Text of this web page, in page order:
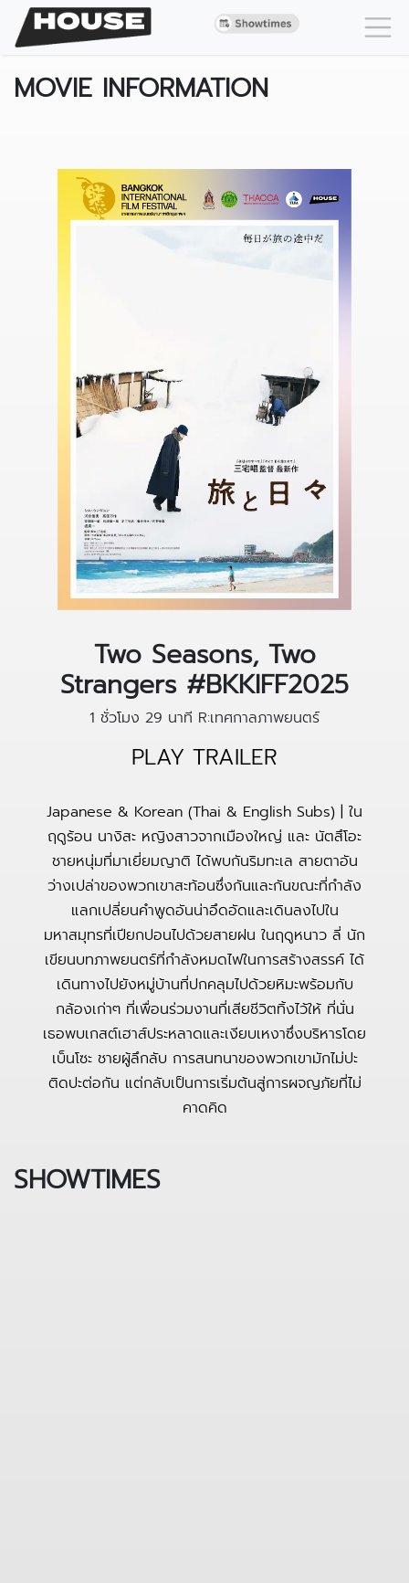
MOVIE INFORMATION
Two Seasons, Two
Strangers #BKKIFF2025
1 ชั่วโมง 29 นาที R:เทศกาลภาพยนตร์
PLAY TRAILER
Japanese & Korean (Thai & English Subs) | ใน
ฤดูร้อน นางิสะ หญิงสาวจากเมืองใหญ่ และ นัตสึโอะ
ชายหนุ่มที่มาเยี่ยมญาติ ได้พบกันริมทะเล สายตาอัน
ว่างเปล่าของพวกเขาสะท้อนซึ่งกันและกันขณะที่กำลัง
แลกเปลี่ยนคำพูดอันน่าอึดอัดและเดินลงไปใน
มหาสมุทรที่เปียกปอนไปด้วยสายฝน ในฤดูหนาว ลี่ นัก
เขียนบทภาพยนตร์ที่กำลังหมดไฟในการสร้างสรรค์ ได้
เดินทางไปยังหมู่บ้านที่ปกคลุมไปด้วยหิมะพร้อมกับ
กล้องเก่าๆ ที่เพื่อนร่วมงานที่เสียชีวิตทิ้งไว้ให้ ที่นั่น
เธอพบเกสต์เฮาส์ประหลาดและเงียบเหงาซึ่งบริหารโดย
เบ็นโซะ ชายผู้ลึกลับ การสนทนาของพวกเขามักไม่ปะ
ติดปะต่อกัน แต่กลับเป็นการเริ่มต้นสู่การผจญภัยที่ไม่
คาดคิด
SHOWTIMES